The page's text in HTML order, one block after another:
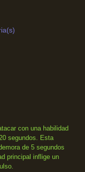
con una habilidad
segundos. Esta
de 5 segundos
principal inflige un